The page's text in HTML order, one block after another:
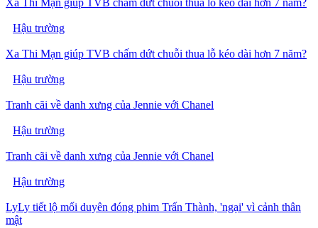
Hậu trường
Xa Thi Mạn giúp TVB chấm dứt chuỗi thua lỗ kéo dài hơn 7 năm?
Hậu trường
Tranh cãi về danh xưng của Jennie với Chanel
Hậu trường
Tranh cãi về danh xưng của Jennie với Chanel
Hậu trường
LyLy tiết lộ mối duyên đóng phim Trấn Thành, 'ngại' vì cảnh thân
mật